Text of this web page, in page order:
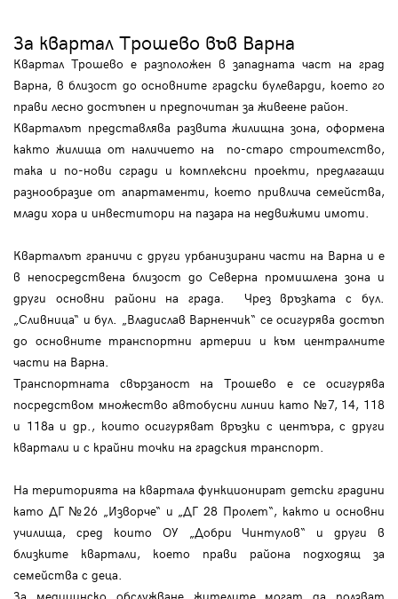
За квартал Трошево във Варна
Квартал Трошево е разположен в западната част на град
Варна, в близост до основните градски булеварди, което го
прави лесно достъпен и предпочитан за живеене район.
Кварталът представлява развита жилищна зона, оформена
както жилища от наличието на по-старо строителство,
така и по-нови сгради и комплексни проекти, предлагащи
разнообразие от апартаменти, което привлича семейства,
млади хора и инвеститори на пазара на недвижими имоти.
Кварталът граничи с други урбанизирани части на Варна и е
в непосредствена близост до Северна промишлена зона и
други основни райони на града. Чрез връзката с бул.
„Сливница“ и бул. „Владислав Варненчик“ се осигурява достъп
до основните транспортни артерии и към централните
части на Варна.
Транспортната свързаност на Трошево е се осигурява
посредством множество автобусни линии като №7, 14, 118
и 118a и др., които осигуряват връзки с центъра, с други
квартали и с крайни точки на градския транспорт.
На територията на квартала функционират детски градини
като ДГ №26 „Изворче“ и „ДГ 28 Пролет“, както и основни
училища, сред които ОУ „Добри Чинтулов“ и други в
близките квартали, което прави района подходящ за
семейства с деца.